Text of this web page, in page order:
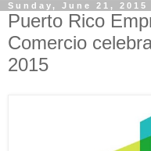
Sunday, June 21, 2015
Puerto Rico
Comercio
2015